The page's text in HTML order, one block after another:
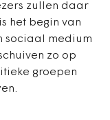
zullen daar
het begin van
sociaal medium
zo op
groepen